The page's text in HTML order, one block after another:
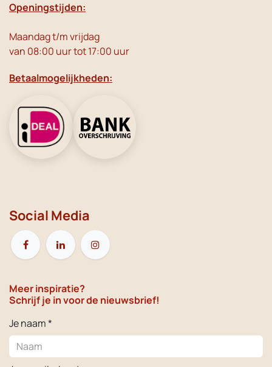
Openingstijden:
Maandag t/m vrijdag
van 08:00 uur tot 17:00 uur
Betaalmogelijkheden:
Social Media
Meer inspiratie?
Schrijf je in voor de nieuwsbrief!
Je naam *